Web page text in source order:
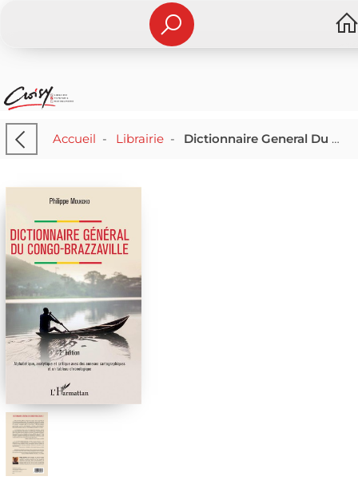
Accueil - Librairie- Dictionnaire General Du Congo-brazzaville ; Alphabetique, Analytique Et Critique Avec Des Annexes Cartographiques Et Un Tableau Chronologique (2e Edition)